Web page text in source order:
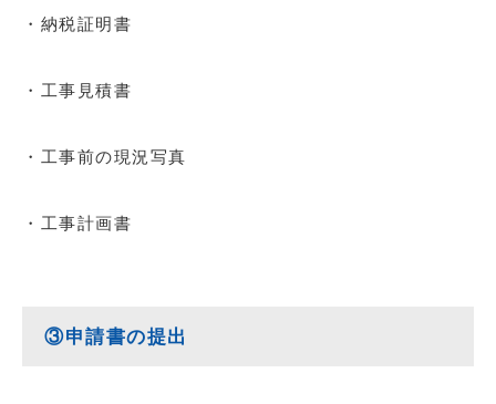
・納税証明書
・工事見積書
・工事前の現況写真
・工事計画書
③申請書の提出